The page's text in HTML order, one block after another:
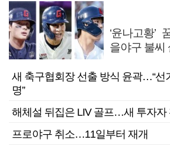
‘윤나고황’
을야구 불씨
새 축구협회장 선출 방식 윤곽…“
명”
해체설 뒤집은 LIV 골프…새 투자자
프로야구 취소…11일부터 재개